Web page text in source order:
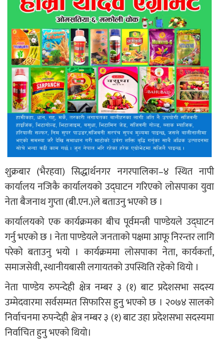
शुक्रबार (भैरहवा) सिद्धार्थनगर नगरपालिका–४ स्थित नापी
कार्यालय नजिकै कार्यालयको उद्घाटन गरिएको लोसपाका युवा
नेता बैजनाथ गुप्ता (बी.एन.)ले बताउनु भएको छ ।
कार्यालयको एक कार्यक्रमका बीच पूर्वमन्त्री पाण्डेयले उद्घाटन
गर्नु भएको छ । नेता पाण्डेयले जनताको पक्षमा आफू निरन्तर लागि
परेको बताउनु भयो । कार्यक्रममा लोसपाका नेता, कार्यकर्ता,
समाजसेवी, स्थानीयबासी लगायतको उपस्थिति रहेको थियो ।
नेता पाण्डेय रुपन्देही क्षेत्र नम्बर ३ (१) बाट प्रदेशसभा सदस्य
उम्मेदवारमा सर्वसम्मत सिफारिस हुनु भएको छ । २०७४ सालको
निर्वाचनमा रुपन्देही क्षेत्र नम्बर ३ (१) बाट उहा प्रदेशसभा सदस्यमा
निर्वाचित हुनु भएको थियो।